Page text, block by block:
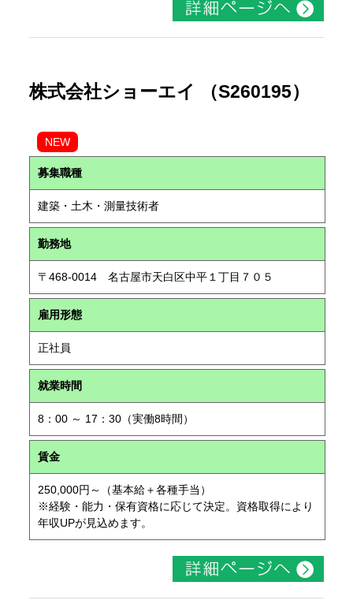
株式会社ショーエイ （S260195）
NEW
募集職種
建築・土木・測量技術者
勤務地
〒468-0014 名古屋市天白区中平１丁目７０５
雇用形態
正社員
就業時間
8：00 ～ 17：30（実働8時間）
賃金
250,000円～（基本給＋各種手当）
※経験・能力・保有資格に応じて決定。資格取得により
年収UPが見込めます。